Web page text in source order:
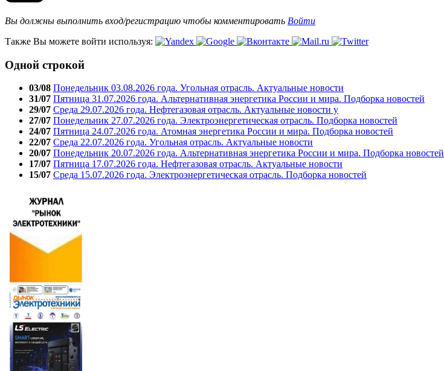
Вы должны выполнить вход/регистрацию чтобы комментировать Войти
Также Вы можете войти используя:
Одной строкой
03/08 Понедельник 03.08.2026 года. Угольная отрасль. Актуальные новости
31/07 Пятница 31.07.2026 года. Альтернативная энергетика России и мира. Подборка новостей
29/07 Среда 29.07.2026 года. Нефтегазовая отрасль. Актуальные новости у
27/07 Понедельник 27.07.2026 года. Электроэнергетическая отрасль. Подборка новостей
24/07 Пятница 24.07.2026 года. Атомная энергетика России и мира. Подборка новостей
22/07 Среда 22.07.2026 года. Угольная отрасль. Актуальные новости
20/07 Понедельник 20.07.2026 года. Альтернативная энергетика России и мира. Подборка новостей
17/07 Пятница 17.07.2026 года. Нефтегазовая отрасль. Актуальные новости
15/07 Среда 15.07.2026 года. Электроэнергетическая отрасль. Подборка новостей